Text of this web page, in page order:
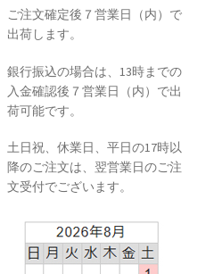
ご注文確定後７営業日（内）で
出荷します。
銀行振込の場合は、13時までの
入金確認後７営業日（内）で出
荷可能です。
土日祝、休業日、平日の17時以
降のご注文は、翌営業日のご注
文受付でございます。